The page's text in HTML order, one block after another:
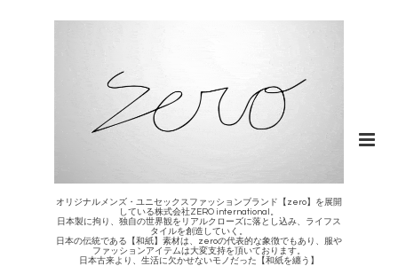
オリジナルメンズ・ユニセックスファッションブランド【zero】を展開
している株式会社ZERO international。
日本製に拘り、独自の世界観をリアルクローズに落とし込み、ライフス
タイルを創造していく。
日本の伝統である【和紙】素材は、zeroの代表的な象徴でもあり、服や
ファッションアイテムは大変支持を頂いております。
日本古来より、生活に欠かせないモノだった【和紙を纏う】